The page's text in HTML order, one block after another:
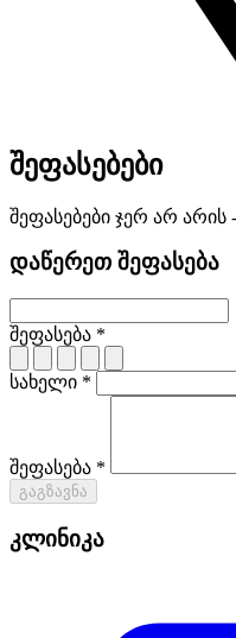
შეფასებები
შეფასებები ჯერ არ
დაწერეთ შეფასება
შეფასება *
სახელი *
შეფასება *
გაგზავნა
კლინიკა